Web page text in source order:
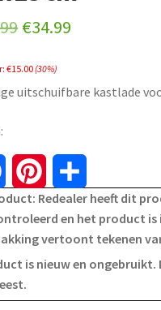
Original
was:
€34.99
is:
€15.00(30%)
uitschuifbare kastlade
a
c
e
i
n
t
h
a
r
Redealer heeft dit
en het product
vertoont tekenen
is nieuw en ongebruikt.